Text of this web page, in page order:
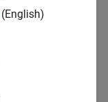
(English)